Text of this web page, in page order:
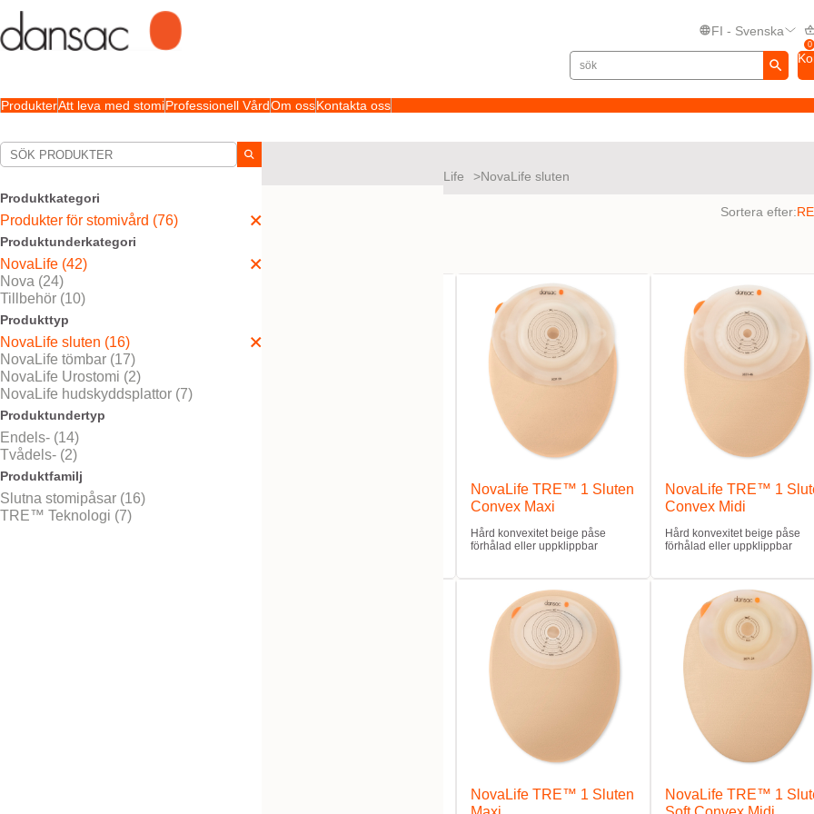
FI - Svenska
0
ProdukterAtt leva med stomiProfessionell VårdOm ossKontakta oss
Produktkategori
Produkter för stomivård (76)
Produktunderkategori
NovaLife (42)
Nova (24)
Tillbehör (10)
Produkttyp
NovaLife sluten (16)
NovaLife tömbar (17)
NovaLife Urostomi (2)
NovaLife hudskyddsplattor (7)
Produktundertyp
Endels- (14)
Tvådels- (2)
Produktfamilj
Slutna stomipåsar (16)
TRE™ Teknologi (7)
NovaLife NovaLife sluten
Sortera efter:
NovaLife TRE™ 1 Sluten
Convex Maxi
Hård konvexitet beige påse
förhålad eller uppklippbar
NovaLife TRE™ 1
Convex Midi
Hård konvexitet beige påse
förhålad eller uppklippbar
NovaLife TRE™ 1 Sluten
NovaLife TRE™ 1